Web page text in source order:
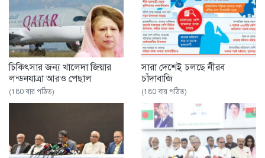
চিকিৎসার জন্য খালেদা জিয়ার
লন্ডনযাত্রা আরও পেছাল
(180 বার পঠিত)
সারা দেশেই চলছে নীরব
চাঁদাবাজি
(180 বার পঠিত)